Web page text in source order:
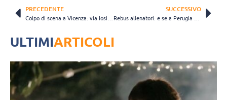
PRECEDENTE SUCCESSIVO
ULTIMIARTICOLI